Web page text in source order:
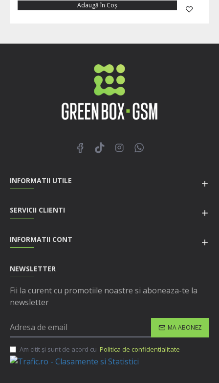
Adaugă în Coş
INFORMATII UTILE
SERVICII CLIENTI
INFORMATII CONT
NEWSLETTER
Fii la curent cu promotiile noastre si aboneaza-te la
newsletter
MA ABONEZ
Am citit şi sunt de acord cu Politica de confidentialitate